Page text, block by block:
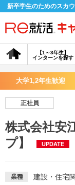
新卒学生のためのスカ
【1～3年生】
インターンを探す
会員
探す
【4年生】
大学1,2年生歓迎
正社員
株式会社安
プ】
UPDATE
業種 建設・住宅